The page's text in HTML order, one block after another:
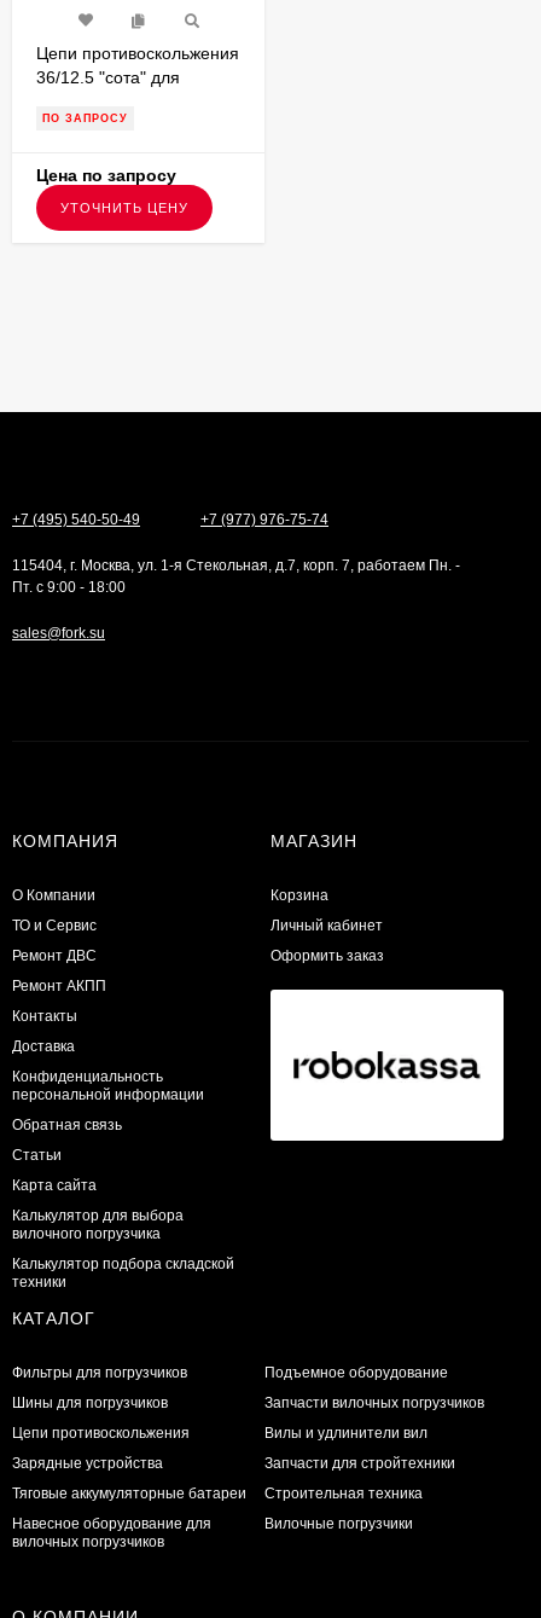
Цепи противоскольжения
36/12.5 "сота" для
V36125S68
ПО ЗАПРОСУ
Цена по запросу
УТОЧНИТЬ ЦЕНУ
+7 (495) 540-50-49 +7 (977) 976-75-74
115404, г. Москва, ул. 1-я Стекольная, д.7, корп. 7, работаем Пн. -
Пт. с 9:00 - 18:00
sales@fork.su
КОМПАНИЯ
О Компании
ТО и Сервис
​Ремонт ДВС
Ремонт АКПП
Контакты
Доставка
Конфиденциальность
персональной информации
Обратная связь
Статьи
Карта сайта
Калькулятор для выбора
вилочного погрузчика
Калькулятор подбора складской
техники
МАГАЗИН
Корзина
Личный кабинет
Оформить заказ
КАТАЛОГ
Фильтры для погрузчиков
Шины для погрузчиков
Цепи противоскольжения
Зарядные устройства
Тяговые аккумуляторные батареи
Навесное оборудование для
вилочных погрузчиков
Подъемное оборудование
Запчасти вилочных погрузчиков
Вилы и удлинители вил
Запчасти для стройтехники
Строительная техника
Вилочные погрузчики